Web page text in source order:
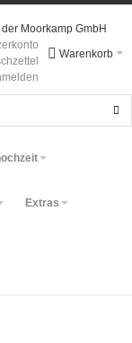
Moorkamp GmbH
Warenkorb
Extras